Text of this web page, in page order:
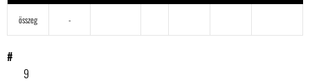
összeg -
#
9